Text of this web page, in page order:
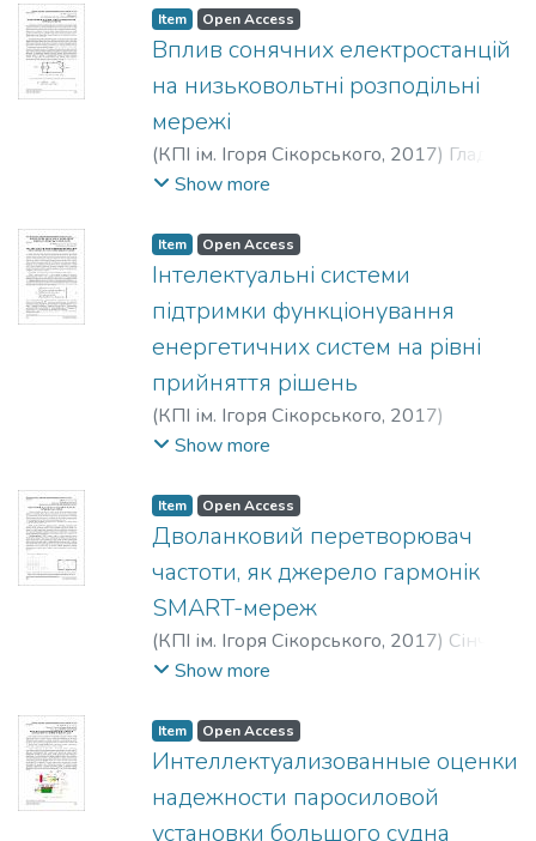
Волошко, Анатолій Васильович
Данило Володимирович;Voloshko,
Filianin, Danylo
Volodymyrovych
Item Open Access
Вплив сонячних електростанцій
на низьковольтні розподільні
мережі
(КПІ ім. Ігоря Сікорського, 2017) Гладь,
Іван Васильович
Batsala, Yaroslav Vasylovych
Васильевич;Бацала, Ярослав
Васильевич
Show more
Item Open Access
Інтелектуальні системи
підтримки функціонування
енергетичних систем на рівні
прийняття рішень
(КПІ ім. Ігоря Сікорського, 2017)
Чайковська, Євгенія Євстафіївна
Чайковская, Евгения Евстафьевна
Show more
Item Open Access
Дволанковий перетворювач
частоти, як джерело гармонік
SMART-мереж
(КПІ ім. Ігоря Сікорського, 2017) Сінчук,
Олег Миколайович
Вікторович;Макодзьоб, Володимир
Миколайович;Sinchuk, Oleh Mykolaiovych;
Ryzhenkov, Dmytro Viktorovych;Makodzob,
Show more
Item Open Access
Интеллектуализованные оценки
надежности паросиловой
установки большого судна